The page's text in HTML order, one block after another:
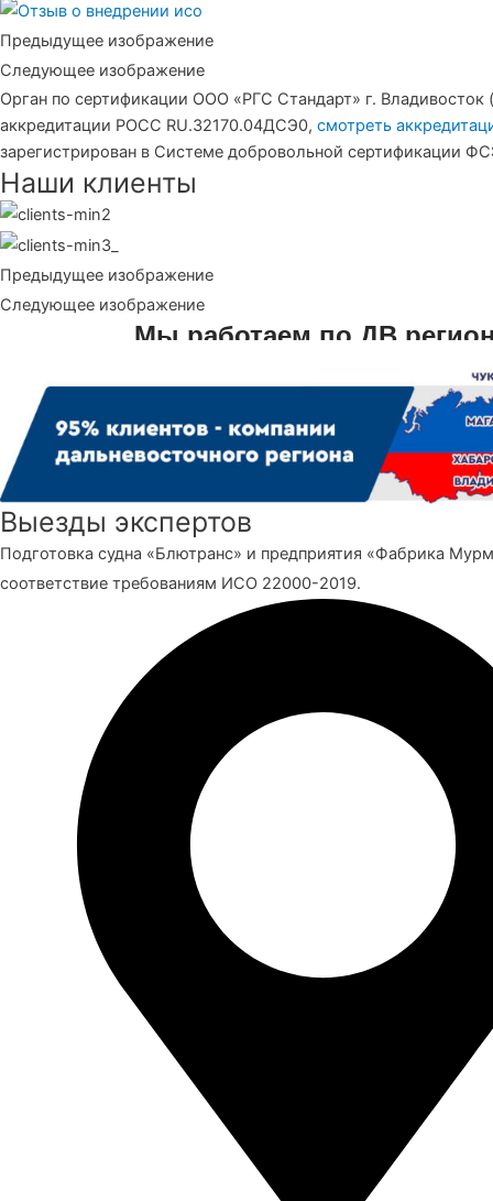
Предыдущее изображение
Следующее изображение
Орган по сертификации ООО «РГС Стандарт» г. Владивосток
аккредитации РОСС RU.З2170.04ДСЭ0, смотреть
зарегистрирован в Системе добровольной сертификации
Наши клиенты
Предыдущее изображение
Следующее изображение
Мы работаем по ДВ
Выезды экспертов
Подготовка судна «Блютранс» и предприятия «Фабрика
соответствие требованиям ИСО 22000-2019.